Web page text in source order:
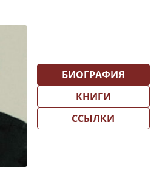
БИОГРАФИЯ
КНИГИ
ССЫЛКИ